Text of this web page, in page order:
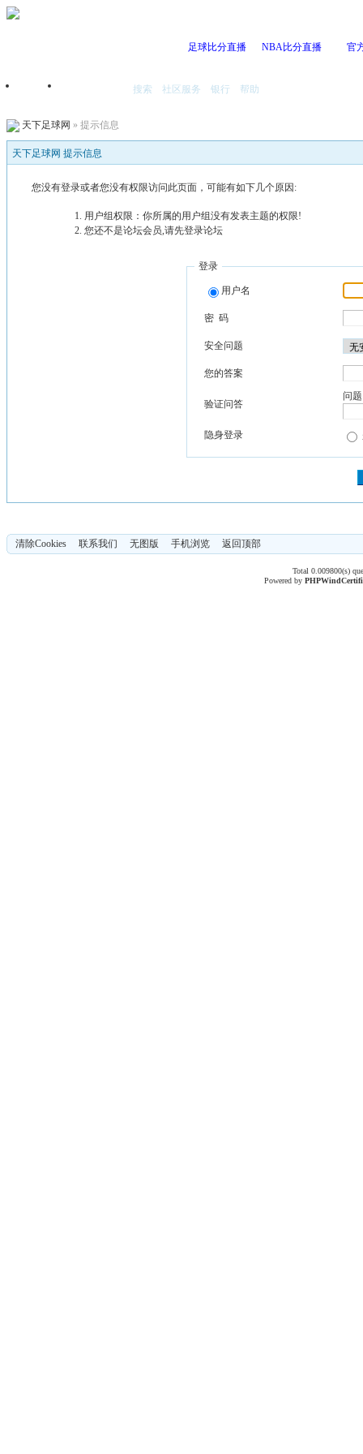
足球比分直播 NBA比分直播 官
首页 搜索 社区服务 银行 帮助
天下足球网 » 提示信息
天下足球网 提示信息
您没有登录或者您没有权限访问此页面，可能有如下几个原因:
用户组权限：你所属的用户组没有发表主题的权限!
您还不是论坛会员,请先登录论坛
登录
用户名
密 码
安全问题
您的答案
验证问答
问
隐身登录
清除Cookies 联系我们 无图版 手机浏览 返回顶部
Total 0.009800(s)
Powered byPHPWind